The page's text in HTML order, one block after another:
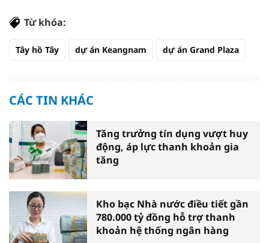
Từ khóa:
Tây hồ Tây dự án Keangnam dự án Grand Plaza
CÁC TIN KHÁC
Tăng trưởng tín dụng vượt huy
động, áp lực thanh khoản gia
tăng
Kho bạc Nhà nước điều tiết gần
780.000 tỷ đồng hỗ trợ thanh
khoản hệ thống ngân hàng